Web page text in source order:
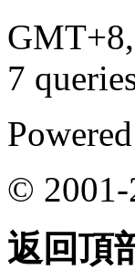
7
© 2001-
返回頂